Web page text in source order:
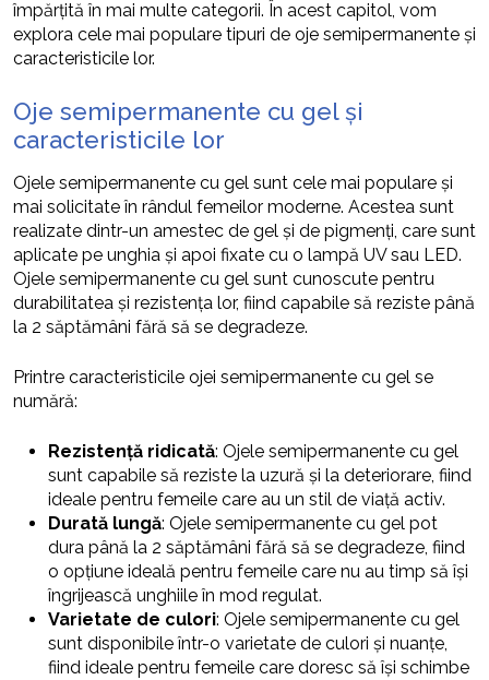
împărțită în mai multe categorii. În acest capitol, vom
explora cele mai populare tipuri de oje semipermanente și
caracteristicile lor.
Oje semipermanente cu gel și
caracteristicile lor
Ojele semipermanente cu gel sunt cele mai populare și
mai solicitate în rândul femeilor moderne. Acestea sunt
realizate dintr-un amestec de gel și de pigmenți, care sunt
aplicate pe unghia și apoi fixate cu o lampă UV sau LED.
Ojele semipermanente cu gel sunt cunoscute pentru
durabilitatea și rezistența lor, fiind capabile să reziste până
la 2 săptămâni fără să se degradeze.
Printre caracteristicile ojei semipermanente cu gel se
numără:
Rezistență ridicată: Ojele semipermanente cu gel
sunt capabile să reziste la uzură și la deteriorare, fiind
ideale pentru femeile care au un stil de viață activ.
Durată lungă: Ojele semipermanente cu gel pot
dura până la 2 săptămâni fără să se degradeze, fiind
o opțiune ideală pentru femeile care nu au timp să își
îngrijească unghiile în mod regulat.
Varietate de culori: Ojele semipermanente cu gel
sunt disponibile într-o varietate de culori și nuanțe,
fiind ideale pentru femeile care doresc să își schimbe